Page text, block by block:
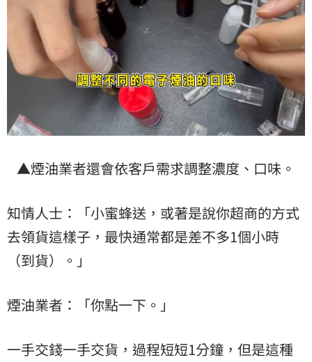
▲煙油業者還會依客戶需求調整濃度、口味。
知情人士：「小蜜蜂送，或著是說你超商的方式
去領貨這樣子，最快通常都是差不多1個小時
（到貨）。」
煙油業者：「你點一下。」
一手交錢一手交貨，過程短短1分鐘，但是這種